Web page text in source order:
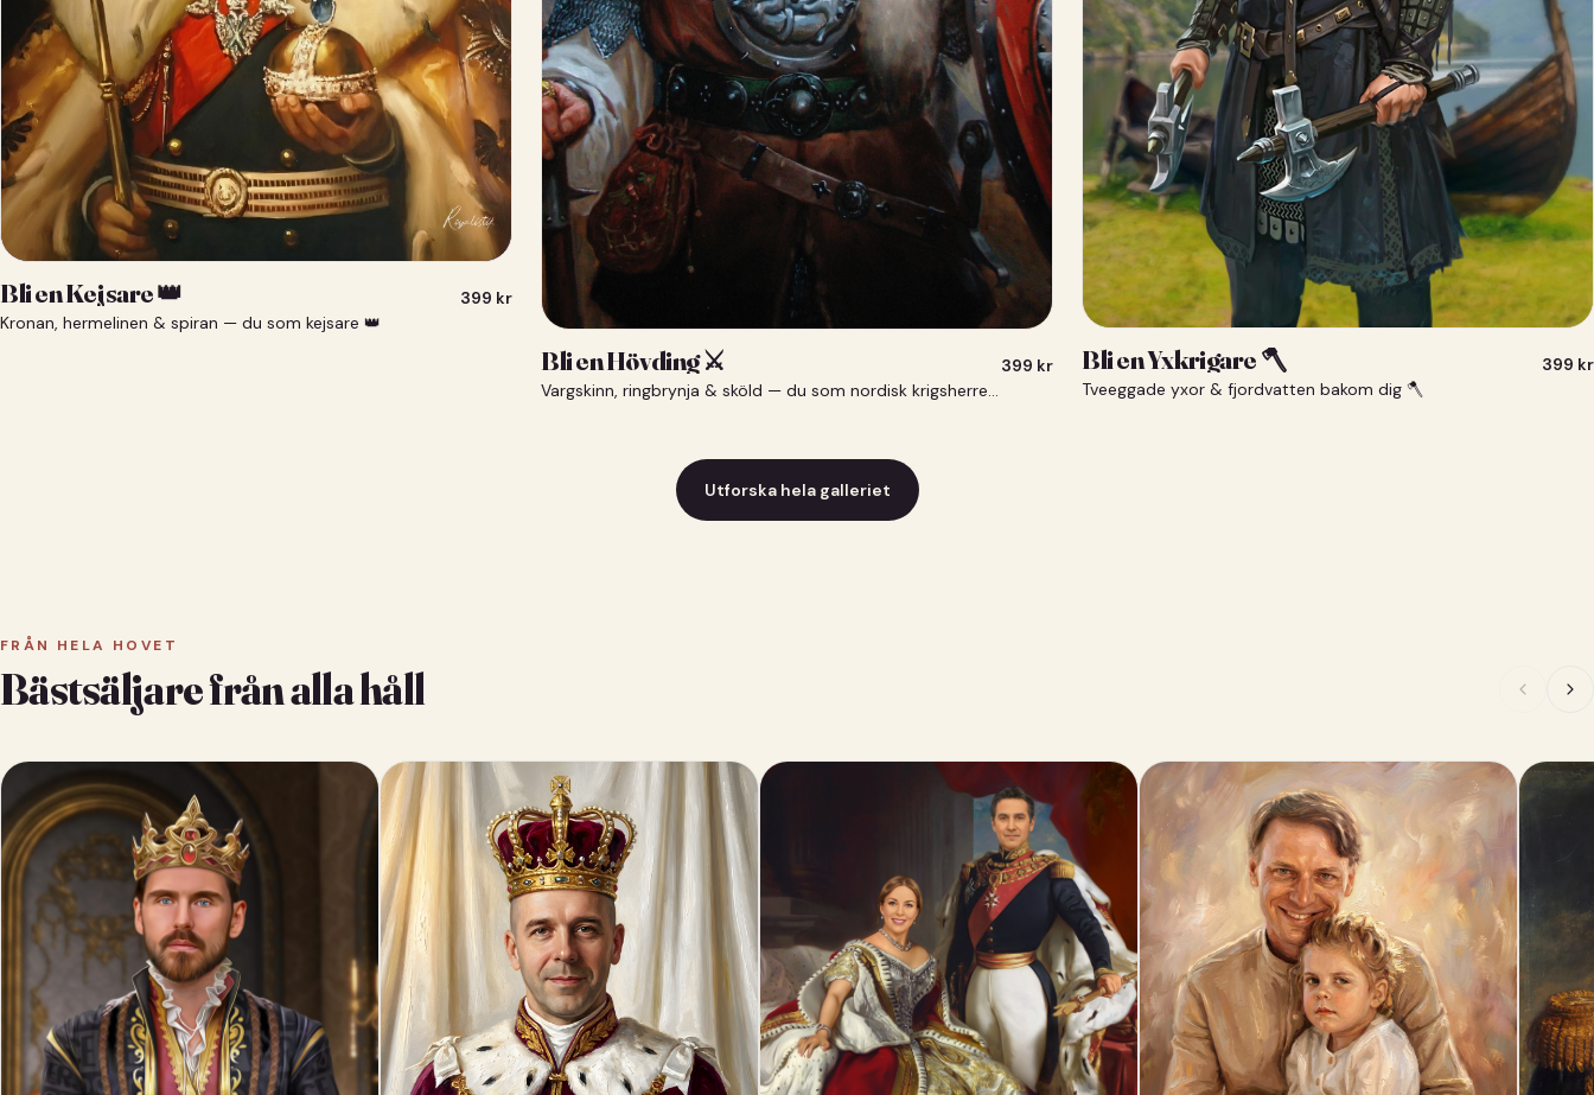
Bli en Kejsare 👑
Kronan, hermelinen & spiran — du som kejsare 👑
399 kr
Bli en Hövding ⚔️
Vargskinn, ringbrynja & sköld — du som nordisk krigsherre ⚔️
399 kr Bli en Yxkrigare 🪓
Tveeggade yxor & fjordvatten bakom dig 🪓
399 kr
Utforska hela galleriet
FRÅN HELA HOVET
Bästsäljare från alla håll